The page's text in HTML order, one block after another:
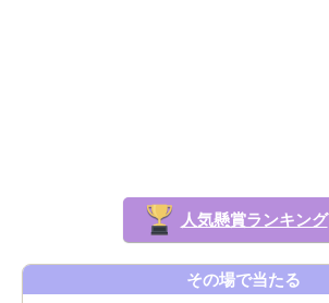
人気懸賞ランキング
その場で当たる